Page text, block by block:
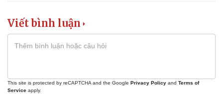
Viết bình luận
This site is protected by reCAPTCHA and the Google Privacy Policy and Terms of
Service apply.